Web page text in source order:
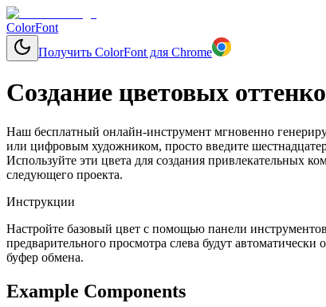
ColorFont
Получить ColorFont для Chrome
Создание цветовых
Наш бесплатный онлайн-инструмент мгновенно
или цифровым художником, просто введите
Используйте эти цвета для создания привлекательных
следующего проекта.
Инструкции
Настройте базовый цвет с помощью панели
предварительного просмотра слева будут
буфер обмена.
Example Components